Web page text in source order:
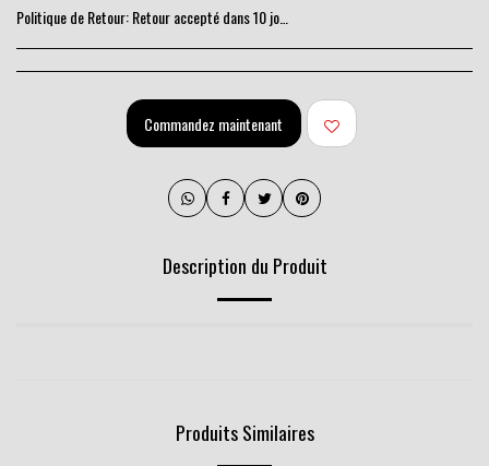
Politique de Retour:Retour accepté dans 10 jours
Commandez maintenant
Description du Produit
Produits Similaires